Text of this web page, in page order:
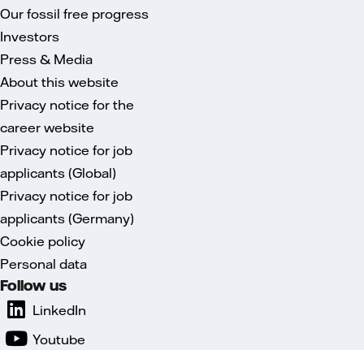
Our fossil free progress
Investors
Press & Media
About this website
Privacy notice for the
career website
Privacy notice for job
applicants (Global)
Privacy notice for job
applicants (Germany)
Cookie policy
Personal data
Follow us
LinkedIn
Youtube